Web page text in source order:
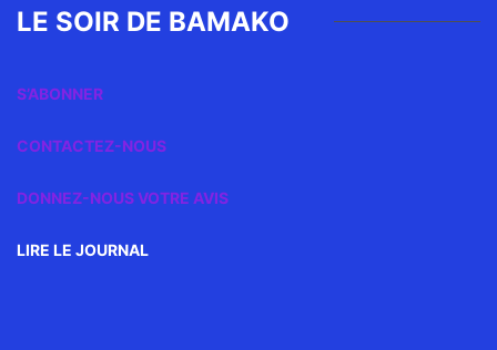
LE SOIR DE BAMAKO
S’ABONNER
CONTACTEZ-NOUS
DONNEZ-NOUS VOTRE AVIS
LIRE LE JOURNAL